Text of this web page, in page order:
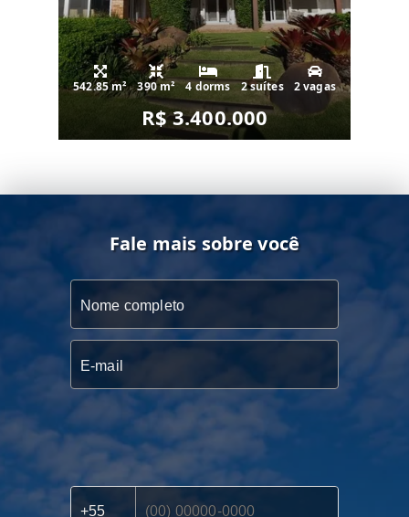
542.85 m² 390 m² 4 dorms 2 suítes 2 vagas
R$ 3.400.000
Fale mais sobre você